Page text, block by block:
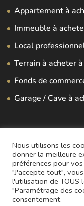
Appartement à
Immeuble à
Local
Terrain à acheter
Fonds de
Garage / Cave à
©Agence
Mentions légales
Nous utilisons les
donner la meilleure
préférences pour
"J'accepte tout",
l'utilisation de TOUS
"Paramétrage des
consentement.